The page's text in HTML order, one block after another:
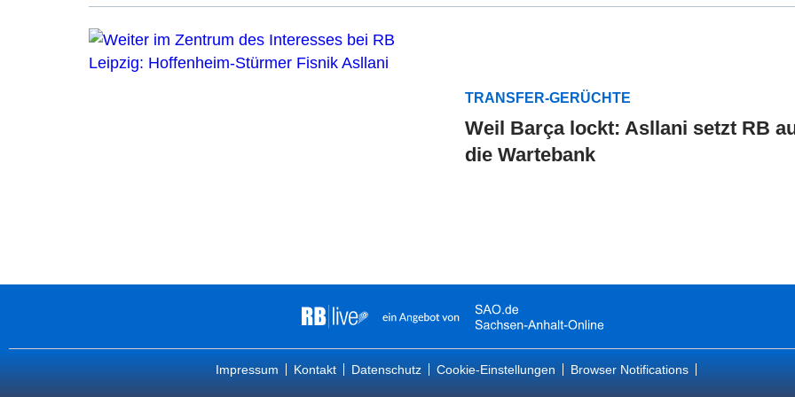
TRANSFER-GERÜCHTE
Weil Barça lockt: Asllani setzt RB
die Wartebank
Impressum Kontakt Datenschutz Cookie-Einstellungen Browser Notifications